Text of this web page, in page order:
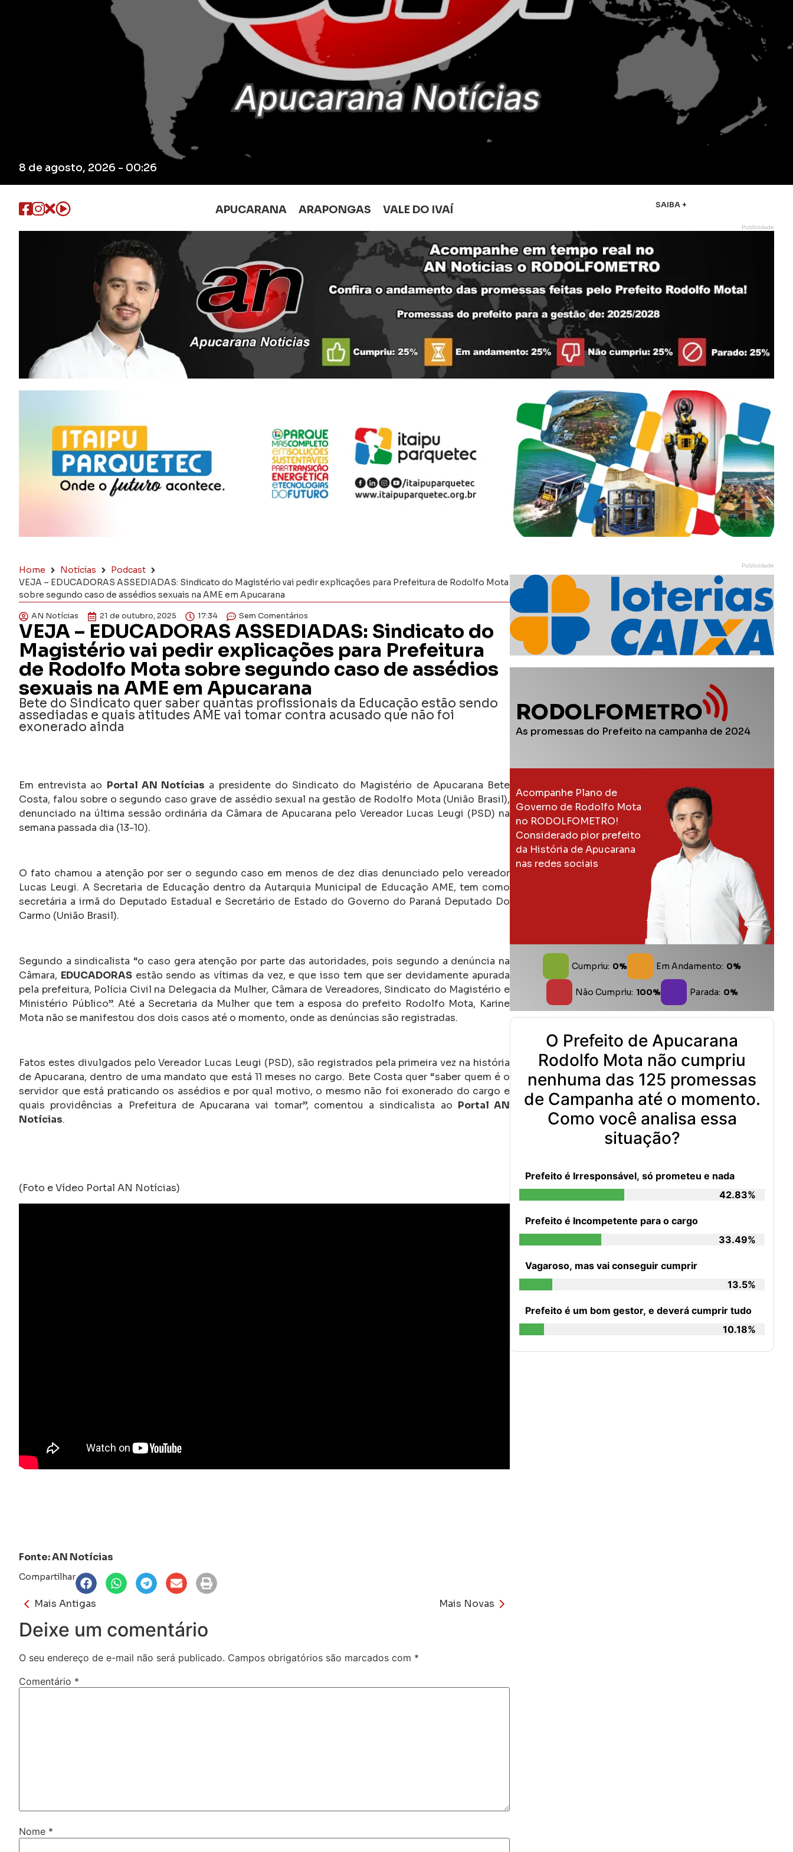
8 de agosto, 2026 - 00:26
APUCARANA ARAPONGAS VALE DO IVAÍ SAIBA +
Publicidade
Home Notícias
Podcast
VEJA – EDUCADORAS ASSEDIADAS: Sindicato do Magistério vai pedir explicações para Prefeitura de Rodolfo Mota
sobre segundo caso de assédios sexuais na AME em Apucarana
AN Notícias 21 de outubro, 2025 17:34 Sem Comentários
VEJA – EDUCADORAS ASSEDIADAS: Sindicato do
Magistério vai pedir explicações para Prefeitura
de Rodolfo Mota sobre segundo caso de assédios
sexuais na AME em Apucarana
Bete do Sindicato quer saber quantas profissionais da Educação estão sendo
assediadas e quais atitudes AME vai tomar contra acusado que não foi
exonerado ainda
Em entrevista ao Portal AN Notícias a presidente do Sindicato do Magistério de Apucarana Bete
Costa, falou sobre o segundo caso grave de assédio sexual na gestão de Rodolfo Mota (União Brasil),
denunciado na última sessão ordinária da Câmara de Apucarana pelo Vereador Lucas Leugi (PSD) na
semana passada dia (13-10).
O fato chamou a atenção por ser o segundo caso em menos de dez dias denunciado pelo vereador
Lucas Leugi. A Secretaria de Educação dentro da Autarquia Municipal de Educação AME, tem como
secretária a irmã do Deputado Estadual e Secretário de Estado do Governo do Paraná Deputado Do
Carmo (União Brasil).
Segundo a sindicalista “o caso gera atenção por parte das autoridades, pois segundo a denúncia na
Câmara, EDUCADORASestão sendo as vítimas da vez, e que isso tem que ser devidamente apurada
pela prefeitura, Polícia Civil na Delegacia da Mulher, Câmara de Vereadores, Sindicato do Magistério e
Ministério Público”. Até a Secretaria da Mulher que tem a esposa do prefeito Rodolfo Mota, Karine
Mota não se manifestou dos dois casos até o momento, onde as denúncias são registradas.
Fatos estes divulgados pelo Vereador Lucas Leugi (PSD), são registrados pela primeira vez na história
de Apucarana, dentro de uma mandato que está 11 meses no cargo. Bete Costa quer “saber quem é o
servidor que está praticando os assédios e por qual motivo, o mesmo não foi exonerado do cargo e
quais providências a Prefeitura de Apucarana vai tomar”, comentou a sindicalista ao Portal AN
Notícias.
(Foto e Vídeo Portal AN Notícias)
Fonte: AN Notícias
Compartilhar
Mais Antigas Mais Novas
Deixe um comentário
O seu endereço de e-mail não será publicado. Campos obrigatórios são marcados com *
Comentário *
Nome *
Publicidade
RODOLFOMETRO
As promessas do Prefeito na campanha de 2024
Acompanhe Plano de
Governo de Rodolfo Mota
no RODOLFOMETRO!
Considerado pior prefeito
da História de Apucarana
nas redes sociais
Cumpriu: 0% Em Andamento: 0%
Não Cumpriu: 100% Parada: 0%
O Prefeito de Apucarana
Rodolfo Mota não cumpriu
nenhuma das 125 promessas
de Campanha até o momento.
Como você analisa essa
situação?
Prefeito é Irresponsável, só prometeu e nada
42.83%
Prefeito é Incompetente para o cargo
33.49%
Vagaroso, mas vai conseguir cumprir
13.5%
Prefeito é um bom gestor, e deverá cumprir tudo
10.18%